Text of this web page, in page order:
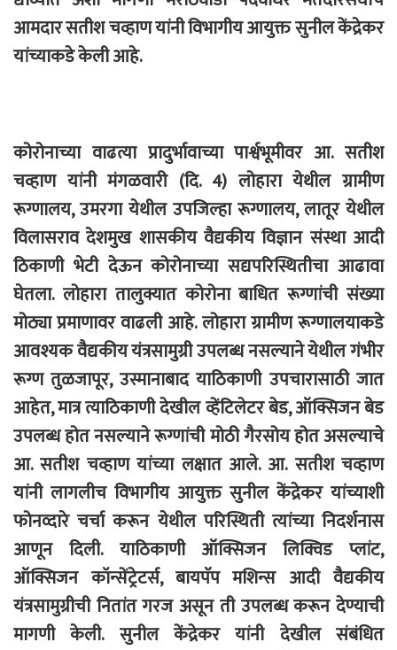
आमदार सतीश चव्हाण यांनी विभागीय आयुक्त सुनील केंद्रेकर
यांच्याकडे केली आहे.
कोरोनाच्या वाढत्या प्रादुर्भावाच्या पार्श्वभूमीवर आ. सतीश
चव्हाण यांनी मंगळवारी (दि. 4) लोहारा येथील ग्रामीण
रूग्णालय, उमरगा येथील उपजिल्हा रूग्णालय, लातूर येथील
विलासराव देशमुख शासकीय वैद्यकीय विज्ञान संस्था आदी
ठिकाणी भेटी देऊन कोरोनाच्या सद्यपरिस्थितीचा आढावा
घेतला. लोहारा तालुक्यात कोरोना बाधित रूग्णांची संख्या
मोठ्या प्रमाणावर वाढली आहे. लोहारा ग्रामीण रूग्णालयाकडे
आवश्यक वैद्यकीय यंत्रसामुग्री उपलब्ध नसल्याने येथील गंभीर
रूग्ण तुळजापूर, उस्मानाबाद याठिकाणी उपचारासाठी जात
आहेत, मात्र त्याठिकाणी देखील व्हेंटिलेटर बेड, ऑक्सिजन बेड
उपलब्ध होत नसल्याने रूग्णांची मोठी गैरसोय होत असल्याचे
आ. सतीश चव्हाण यांच्या लक्षात आले. आ. सतीश चव्हाण
यांनी लागलीच विभागीय आयुक्त सुनील केंद्रेकर यांच्याशी
फोनव्दारे चर्चा करून येथील परिस्थिती त्यांच्या निदर्शनास
आणून दिली. याठिकाणी ऑक्सिजन लिक्विड प्लांट,
ऑक्सिजन कॉन्सेंट्रेटर्स, बायपॅप मशिन्स आदी वैद्यकीय
यंत्रसामुग्रीची नितांत गरज असून ती उपलब्ध करून देण्याची
मागणी केली. सुनील केंद्रेकर यांनी देखील संबंधित